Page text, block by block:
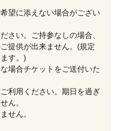
望に添えない場合がござい
さい。ご持参なしの場合、
提供が出来ません。(規定
す。)
場合チケットをご送付いた
利用ください。期日を過ぎ
ん。
せん。